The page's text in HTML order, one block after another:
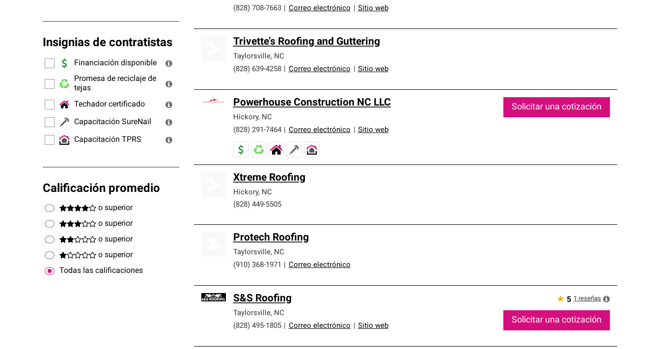
Insignias de contratistas
Financiación disponible
Promesa de reciclaje de
tejas
Techador certificado
Capacitación SureNail
Capacitación TPRS
Calificación promedio
o superior
o superior
o superior
o superior
Todas las calificaciones
(828) 708-7663
Correo electrónico Sitio web
Trivette’s Roofing and Guttering
Taylorsville, NC
(828) 639-4258
Correo electrónico Sitio web
Powerhouse Construction NC LLC
Hickory, NC
(828) 291-7464
Correo electrónico Sitio web
Solicitar una cotización
Xtreme Roofing
Hickory, NC
(828) 449-5505
Protech Roofing
Taylorsville, NC
(910) 368-1971
Correo electrónico
S&S Roofing
Taylorsville, NC
(828) 495-1805
Correo electrónico Sitio web
★ 5 1 reseñas
Solicitar una cotización